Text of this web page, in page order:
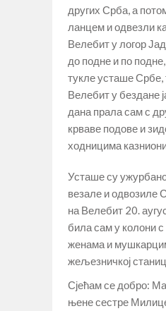
других Срба, а
ланцем и одвезли
Велебит у логор
до подне и по
тукле усташе Србе,
Велебит у бездане
дана прала сам с
крваве подове и
ходницима
Усташе су
везале и одвозиле
на Велебит 20.
била сам у колони
женама и
жељезничкој
Сјећам се добро:
њене сестре